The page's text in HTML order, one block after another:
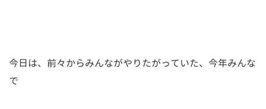
今日は、前々からみんながやりたがっていた、今年みんな
で